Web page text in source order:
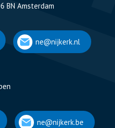
BN Amsterdam
ne@nijkerk.nl
ne@nijkerk.be